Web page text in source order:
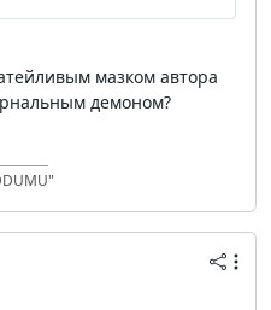
мазком автора
демоном?